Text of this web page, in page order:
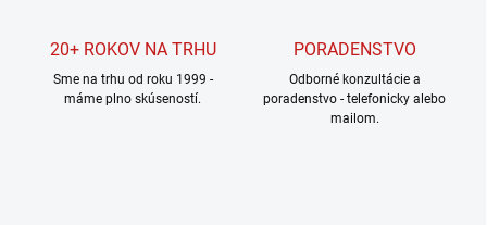
20+ ROKOV NA TRHU
Sme na trhu od roku 1999 -
máme plno skúseností.
PORADENSTVO
Odborné konzultácie a
poradenstvo - telefonicky alebo
mailom.